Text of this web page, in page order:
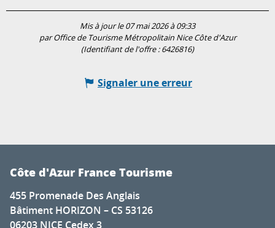
Mis à jour le 07 mai 2026 à 09:33
par Office de Tourisme Métropolitain Nice Côte d'Azur
(Identifiant de l'offre :6426816)
Signaler une erreur
Côte d'Azur France Tourisme
455 Promenade Des Anglais
Bâtiment HORIZON – CS 53126
06203 NICE Cedex 3